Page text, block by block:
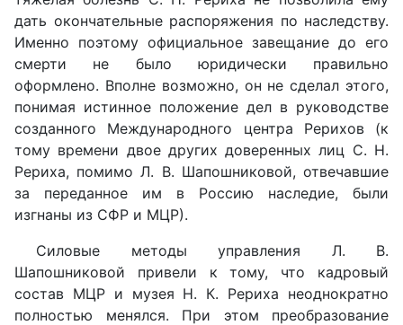
дать окончательные распоряжения по наследству.
Именно поэтому официальное завещание до его
смерти не было юридически правильно
оформлено. Вполне возможно, он не сделал этого,
понимая истинное положение дел в руководстве
созданного Международного центра Рерихов (к
тому времени двое других доверенных лиц С. Н.
Рериха, помимо Л. В. Шапошниковой, отвечавшие
за переданное им в Россию наследие, были
изгнаны из СФР и МЦР).
Силовые методы управления Л. В.
Шапошниковой привели к тому, что кадровый
состав МЦР и музея Н. К. Рериха неоднократно
полностью менялся. При этом преобразование